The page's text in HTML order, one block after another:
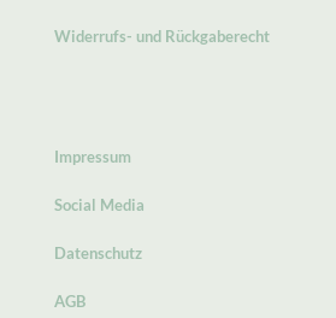
Widerrufs- und Rückgaberecht
Impressum
Social Media
Datenschutz
AGB